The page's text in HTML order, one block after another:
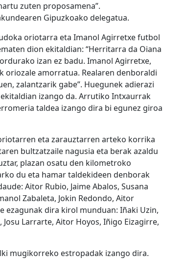
zuten proposamena”.
Gipuzkoako delegatua.
oriotarra eta Imanol Agirretxe futbol
dion ekitaldian: “Herritarra da Oiana
izan ez badu. Imanol Agirretxe,
oriozale amorratua. Realaren denboraldi
zalantzarik gabe”. Huegunek adierazi
izango da. Arrutiko Intxaurrak
taldea izango dira bi egunez giroa
eta zarauztarren arteko korrika
bultzatzaile nagusia eta berak azaldu
plazan osatu den kilometroko
du eta hamar taldekideen denborak
Aitor Rubio, Jaime Abalos, Susana
Zabaleta, Jokin Redondo, Aitor
ezagunak dira kirol munduan: Iñaki Uzin,
Josu Larrarte, Aitor Hoyos, Iñigo Eizagirre,
mugikorreko estropadak izango dira.